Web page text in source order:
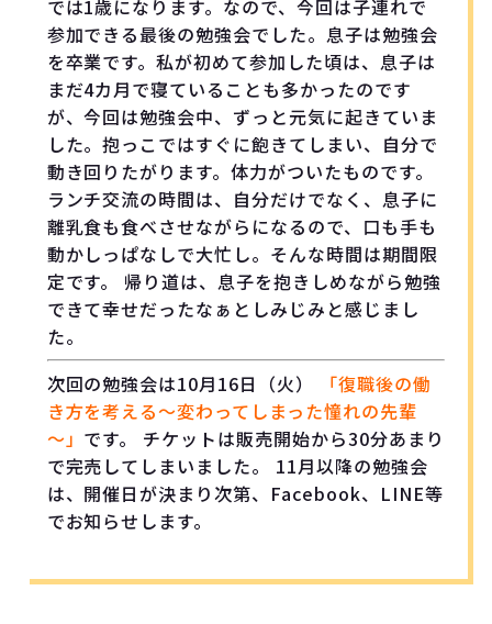
では1歳になります。なので、今回は子連れで
参加できる最後の勉強会でした。息子は勉強会
を卒業です。私が初めて参加した頃は、息子は
まだ4カ月で寝ていることも多かったのです
が、今回は勉強会中、ずっと元気に起きていま
した。抱っこではすぐに飽きてしまい、自分で
動き回りたがります。体力がついたものです。
ランチ交流の時間は、自分だけでなく、息子に
離乳食も食べさせながらになるので、口も手も
動かしっぱなしで大忙し。そんな時間は期間限
定です。 帰り道は、息子を抱きしめながら勉強
できて幸せだったなぁとしみじみと感じまし
た。
次回の勉強会は10月16日（火）
「復職後の働
き方を考える～変わってしまった憧れの先輩
～」 です。 チケットは販売開始から30分あまり
で完売してしまいました。 11月以降の勉強会
は、開催日が決まり次第、Facebook、LINE等
でお知らせします。